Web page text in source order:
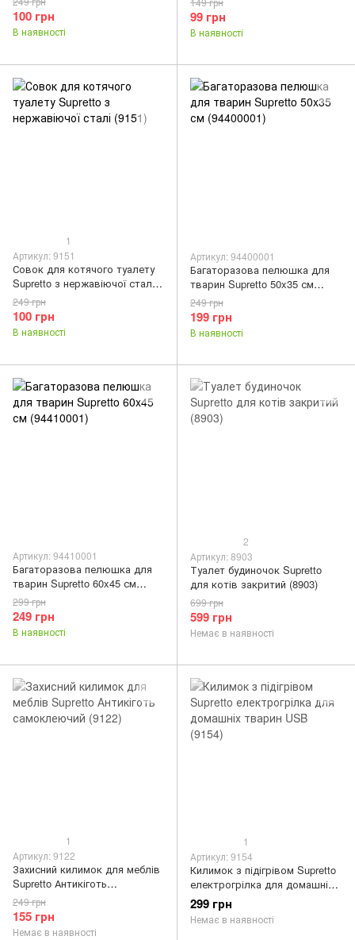
100 грн
В наявності
99 грн
В наявності
1
Артикул: 9151
Совок для котячого туалету
Supretto з нержавіючої сталі
(9151)
100 грн
249 грн
В наявності
Артикул: 94400001
Багаторазова пелюшка для
тварин Supretto 50x35 см
(94400001)
199 грн
249 грн
В наявності
Артикул: 94410001
Багаторазова пелюшка для
тварин Supretto 60x45 см
(94410001)
249 грн
299 грн
В наявності
2
Артикул: 8903
Туалет будиночок Supretto
для котів закритий (8903)
599 грн
699 грн
Немає в наявності
1
Артикул: 9122
Захисний килимок для меблів
Supretto Антикіготь
самоклеючий (9122)
155 грн
249 грн
Немає в наявності
1
Артикул: 9154
Килимок з підігрівом Supretto
електрогрілка для домашніх
тварин USB (9154)
299 грн
Немає в наявності